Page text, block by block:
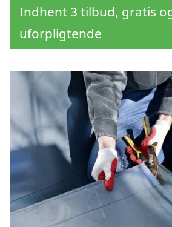
Indhent 3 tilbud, gratis
uforpligtende